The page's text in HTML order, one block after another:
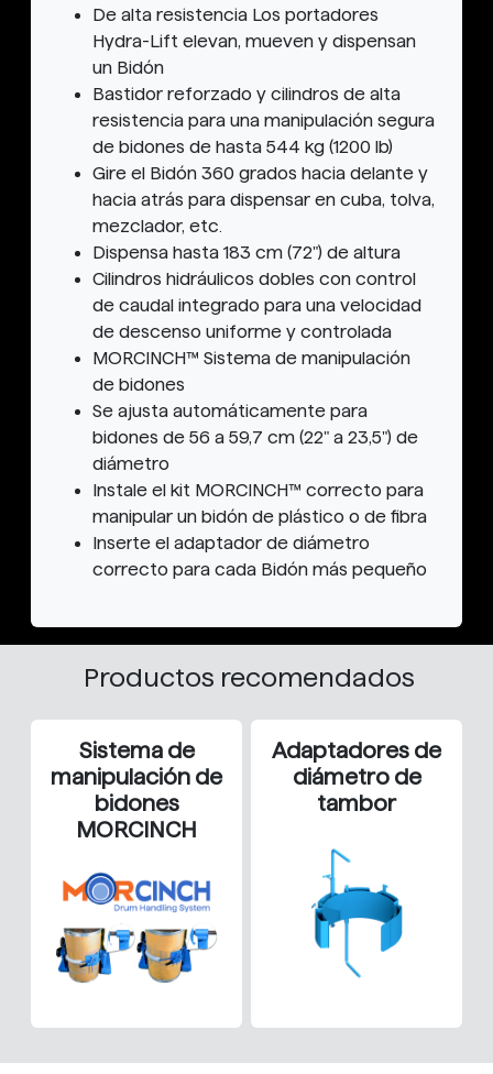
De alta resistencia Los portadores
Hydra-Lift elevan, mueven y dispensan
un Bidón
Bastidor reforzado y cilindros de alta
resistencia para una manipulación segura
de bidones de hasta 544 kg (1200 lb)
Gire el Bidón 360 grados hacia delante y
hacia atrás para dispensar en cuba, tolva,
mezclador, etc.
Dispensa hasta 183 cm (72") de altura
Cilindros hidráulicos dobles con control
de caudal integrado para una velocidad
de descenso uniforme y controlada
MORCINCH™ Sistema de manipulación
de bidones
Se ajusta automáticamente para
bidones de 56 a 59,7 cm (22" a 23,5") de
diámetro
Instale el kit MORCINCH™ correcto para
manipular un bidón de plástico o de fibra
Inserte el adaptador de diámetro
correcto para cada Bidón más pequeño
Productos recomendados
Sistema de
manipulación de
bidones
MORCINCH
Adaptadores de
diámetro de
tambor